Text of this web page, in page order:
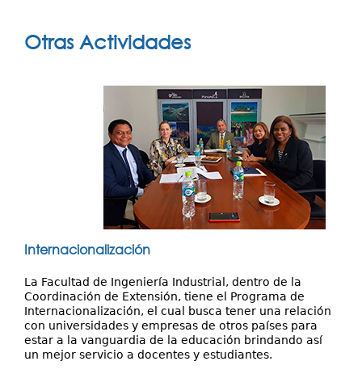
Investigación
estáOtras Actividades
Internacionalización
La Facultad de Ingeniería Industrial, dentro de la
Coordinación de Extensión, tiene el Programa de
Internacionalización, el cual busca tener una relación
con universidades y empresas de otros países para
estar a la vanguardia de la educación brindando así
un mejor servicio a docentes y estudiantes.